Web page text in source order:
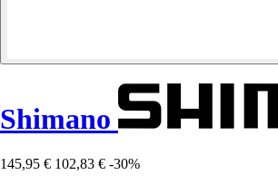
Shimano
145,95 € 102,83 € -30%